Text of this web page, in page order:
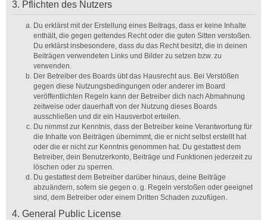
3. Pflichten des Nutzers
Du erklärst mit der Erstellung eines Beitrags, dass er keine Inhalte
enthält, die gegen geltendes Recht oder die guten Sitten verstoßen.
Du erklärst insbesondere, dass du das Recht besitzt, die in deinen
Beiträgen verwendeten Links und Bilder zu setzen bzw. zu
verwenden.
Der Betreiber des Boards übt das Hausrecht aus. Bei Verstößen
gegen diese Nutzungsbedingungen oder anderer im Board
veröffentlichten Regeln kann der Betreiber dich nach Abmahnung
zeitweise oder dauerhaft von der Nutzung dieses Boards
ausschließen und dir ein Hausverbot erteilen.
Du nimmst zur Kenntnis, dass der Betreiber keine Verantwortung für
die Inhalte von Beiträgen übernimmt, die er nicht selbst erstellt hat
oder die er nicht zur Kenntnis genommen hat. Du gestattest dem
Betreiber, dein Benutzerkonto, Beiträge und Funktionen jederzeit zu
löschen oder zu sperren.
Du gestattest dem Betreiber darüber hinaus, deine Beiträge
abzuändern, sofern sie gegen o. g. Regeln verstoßen oder geeignet
sind, dem Betreiber oder einem Dritten Schaden zuzufügen.
4. General Public License